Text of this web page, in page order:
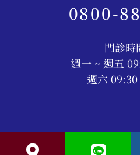
0800-
門診時
週一 ~ 週五
週六